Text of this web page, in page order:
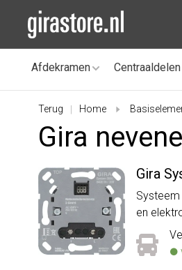
Afdekramen Centraaldelen
Terug Home
Gira
Gira
en